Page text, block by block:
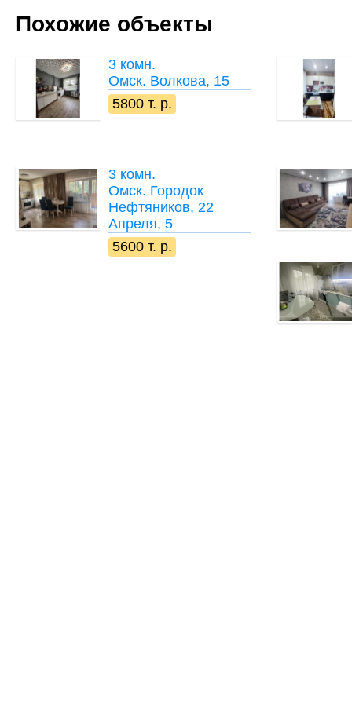
Похожие объекты
3 комн.
Омск. Волкова, 15
5800 т. р.
3 комн.
Омск. Городок
Нефтяников, 22
Апреля, 5
5600 т. р.